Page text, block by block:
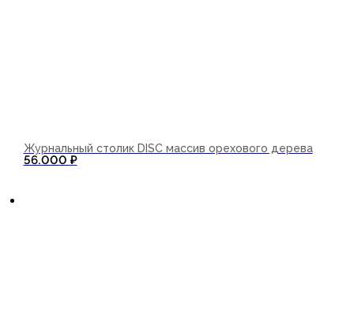
Журнальный столик DISC массив орехового дерева
56.000 ₽